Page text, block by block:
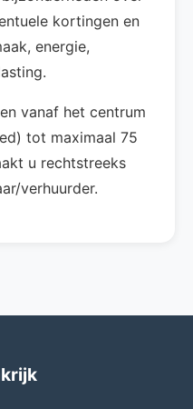
kortingen en
energie,
vanaf het centrum
tot maximaal 75
u rechtstreeks
verhuurder.